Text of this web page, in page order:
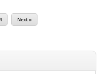
Next »